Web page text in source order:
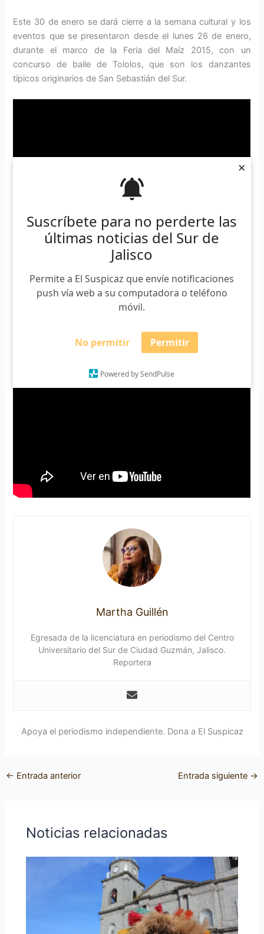
Suscríbete para no perderte las
últimas noticias del Sur de
Jalisco
Permite a El Suspicaz que envíe notificaciones
push vía web a su computadora o teléfono
móvil.
No permitir Permitir
Powered by SendPulse
×
Este 30 de enero se dará cierre a la semana cultural y los
eventos que se presentaron desde el lunes 26 de enero,
durante el marco de la Feria del Maíz 2015, con un
concurso de baile de Tololos, que son los danzantes
típicos originarios de San Sebastián del Sur.
Martha Guillén
Egresada de la licenciatura en periodismo del Centro
Universitario del Sur de Ciudad Guzmán, Jalisco.
Reportera
Apoya el periodismo independiente. Dona a El Suspicaz
← Entrada anterior Entrada siguiente →
Noticias relacionadas